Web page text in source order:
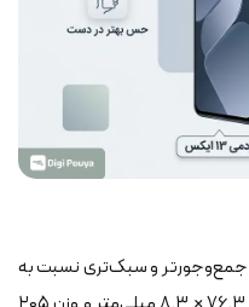
۱۳ ایکس گوشی جمع‌وجورتر و سبک‌تری نسبت به